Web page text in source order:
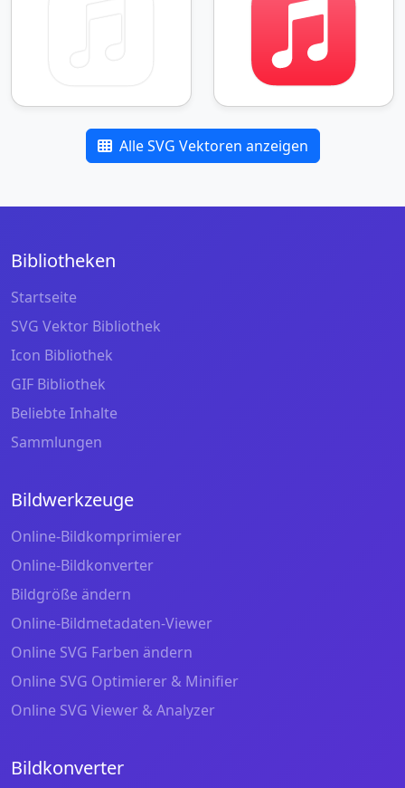
Alle SVG Vektoren anzeigen
Bibliotheken
Startseite
SVG Vektor Bibliothek
Icon Bibliothek
GIF Bibliothek
Beliebte Inhalte
Sammlungen
Bildwerkzeuge
Online-Bildkomprimierer
Online-Bildkonverter
Bildgröße ändern
Online-Bildmetadaten-Viewer
Online SVG Farben ändern
Online SVG Optimierer & Minifier
Online SVG Viewer & Analyzer
Bildkonverter